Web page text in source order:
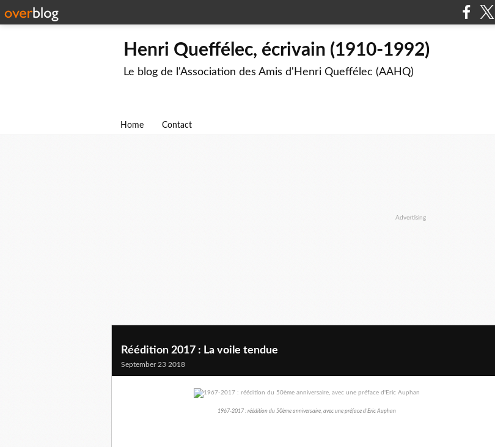
Henri Queffélec, écrivain (1910-1992)
Le blog de l'Association des Amis d'Henri Queffélec (AAHQ)
Home Contact
Advertising
Réédition 2017 : La voile tendue
September 23 2018
1967-2017 : réédition du 50ème anniversaire, avec une préface d'Eric Auphan